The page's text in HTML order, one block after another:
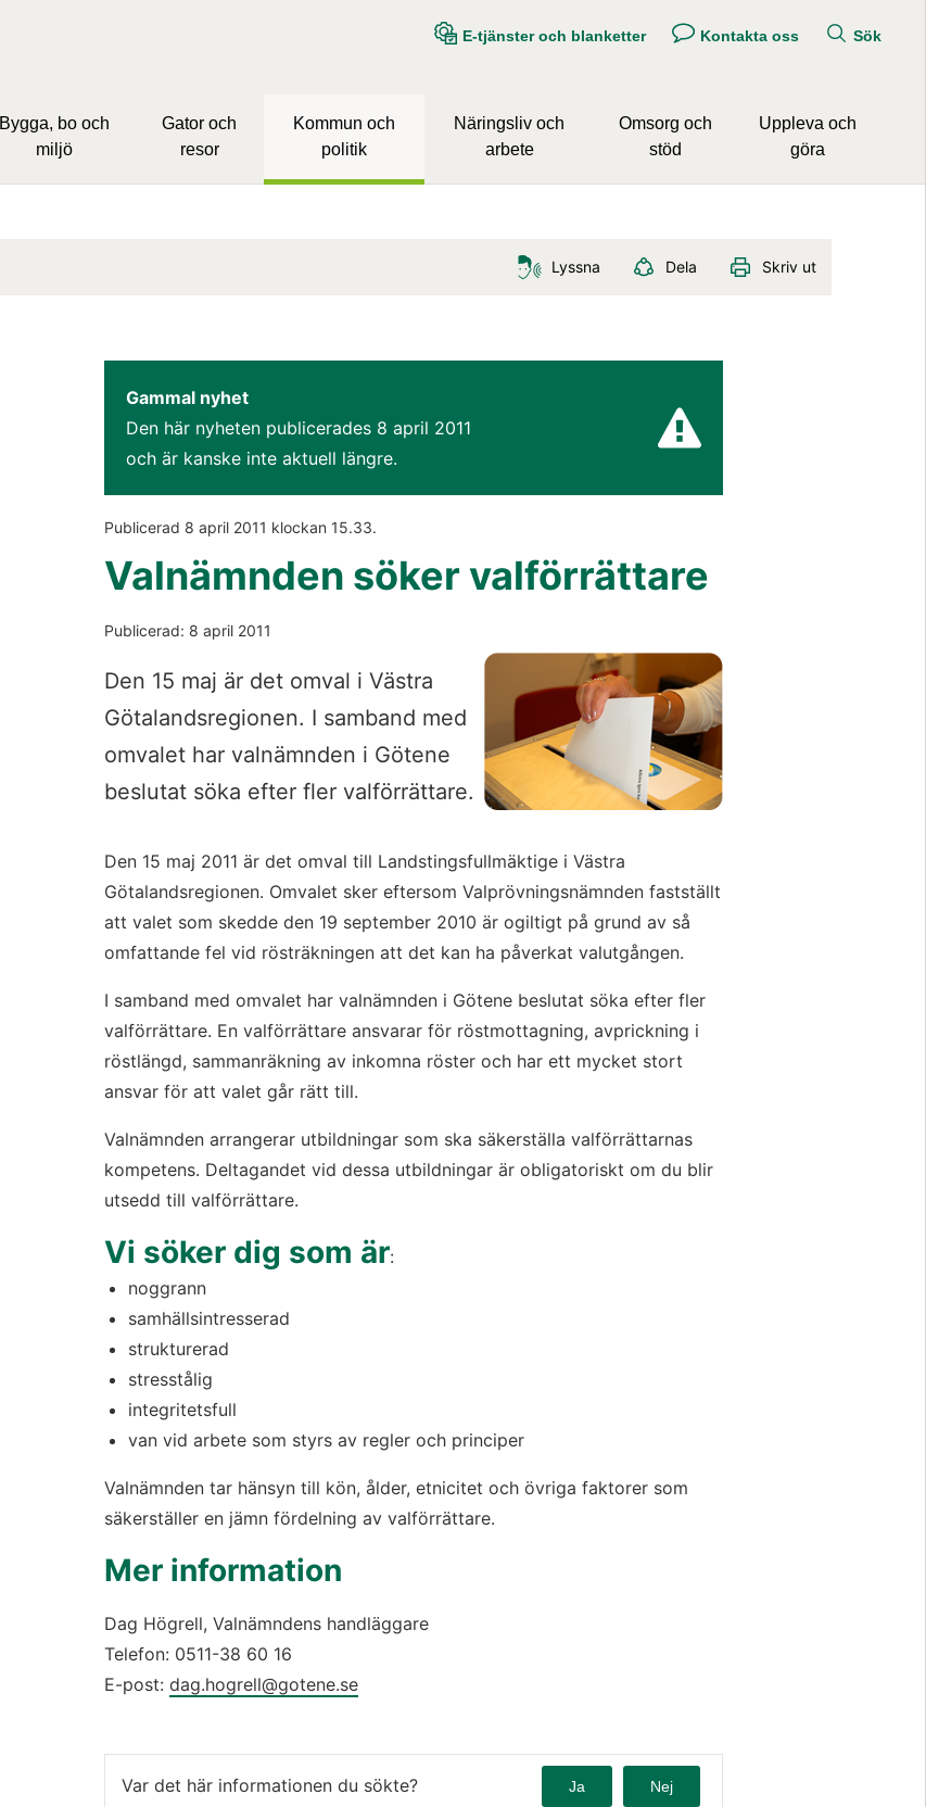
E-tjänster och blanketter Kontakta oss Sök
Bygga, bo och
miljö
Gator och
resor
Kommun och
politik
Näringsliv och
arbete
Omsorg och
stöd
Uppleva och
göra
Lyssna Dela Skriv ut
Gammal nyhet
Den här nyheten publicerades 8 april 2011
och är kanske inte aktuell längre.
Publicerad 8 april 2011 klockan 15.33.
Valnämnden söker valförrättare
Publicerad: 8 april 2011
Den 15 maj är det omval i Västra
Götalandsregionen. I samband med
omvalet har valnämnden i Götene
beslutat söka efter fler valförrättare.
Den 15 maj 2011 är det omval till Landstingsfullmäktige i Västra
Götalandsregionen. Omvalet sker eftersom Valprövningsnämnden fastställt
att valet som skedde den 19 september 2010 är ogiltigt på grund av så
omfattande fel vid rösträkningen att det kan ha påverkat valutgången.
I samband med omvalet har valnämnden i Götene beslutat söka efter fler
valförrättare. En valförrättare ansvarar för röstmottagning, avprickning i
röstlängd, sammanräkning av inkomna röster och har ett mycket stort
ansvar för att valet går rätt till.
Valnämnden arrangerar utbildningar som ska säkerställa valförrättarnas
kompetens. Deltagandet vid dessa utbildningar är obligatoriskt om du blir
utsedd till valförrättare.
Vi söker dig som är:
noggrann
samhällsintresserad
strukturerad
stresstålig
integritetsfull
van vid arbete som styrs av regler och principer
Valnämnden tar hänsyn till kön, ålder, etnicitet och övriga faktorer som
säkerställer en jämn fördelning av valförrättare.
Mer information
Dag Högrell, Valnämndens handläggare
Telefon: 0511-38 60 16
E-post: dag.hogrell@gotene.se
Var det här informationen du sökte? Ja Nej